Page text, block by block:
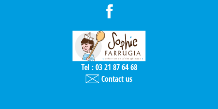
Tel : 03 21 87 64 68
Contact us